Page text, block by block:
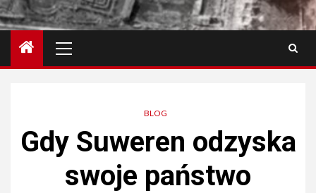
główne
BLOG
Gdy Suweren odzyska
swoje państwo